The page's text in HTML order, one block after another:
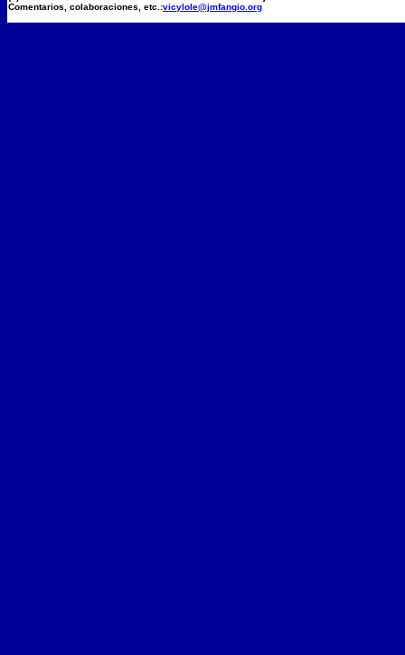
Comentarios, colaboraciones, etc.:vicylole@jmfangio.org